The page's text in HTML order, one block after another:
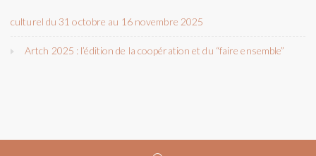
culturel du 31 octobre au 16 novembre 2025
Artch 2025 : l’édition de la coopération et du “faire ensemble”